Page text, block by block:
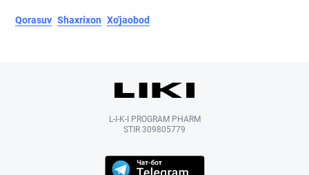
Qorasuv Shaxrixon Xo'jaobod
L-I-K-I PROGRAM PHARM
STIR 309805779